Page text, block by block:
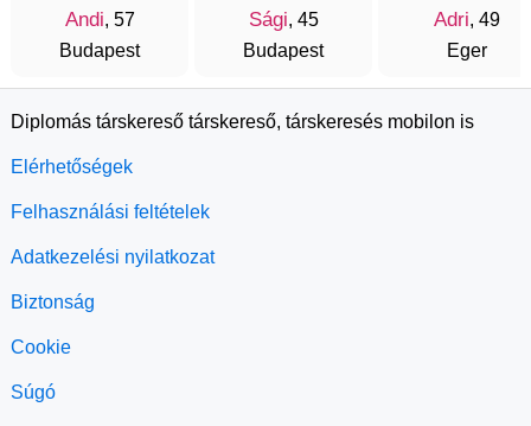
Andi, 57
Budapest
Sági, 45
Budapest
Adri, 49
Eger
Diplomás társkereső társkereső, társkeresés mobilon is
Elérhetőségek
Felhasználási feltételek
Adatkezelési nyilatkozat
Biztonság
Cookie
Súgó